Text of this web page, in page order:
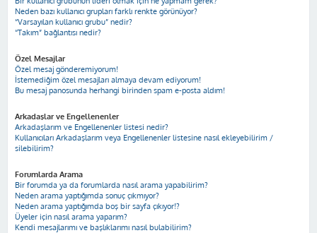
Neden bazı kullanıcı grupları farklı renkte görünüyor?
“Varsayılan kullanıcı grubu” nedir?
“Takım” bağlantısı nedir?
Özel Mesajlar
Özel mesaj gönderemiyorum!
İstemediğim özel mesajları almaya devam ediyorum!
Bu mesaj panosunda herhangi birinden spam e-posta aldım!
Arkadaşlar ve Engellenenler
Arkadaşlarım ve Engellenenler listesi nedir?
Kullanıcıları Arkadaşlarım veya Engellenenler listesine nasıl ekleyebilirim /
silebilirim?
Forumlarda Arama
Bir forumda ya da forumlarda nasıl arama yapabilirim?
Neden arama yaptığımda sonuç çıkmıyor?
Neden arama yaptığımda boş bir sayfa çıkıyor!?
Üyeler için nasıl arama yaparım?
Kendi mesajlarımı ve başlıklarımı nasıl bulabilirim?